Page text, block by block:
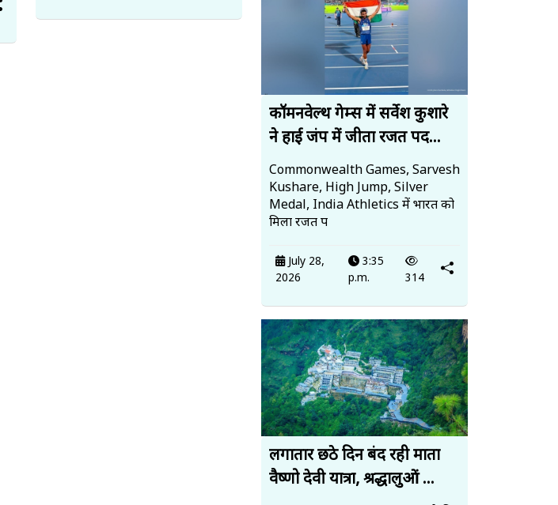
कॉमनवेल्थ गेम्स में सर्वेश कुशारे
ने हाई जंप में जीता रजत पद...
Commonwealth Games, Sarvesh
Kushare, High Jump, Silver
Medal, India Athletics में भारत को
मिला रजत प
July 28,
2026
3:35
p.m.
314
लगातार छठे दिन बंद रही माता
वैष्णो देवी यात्रा, श्रद्धालुओं ...